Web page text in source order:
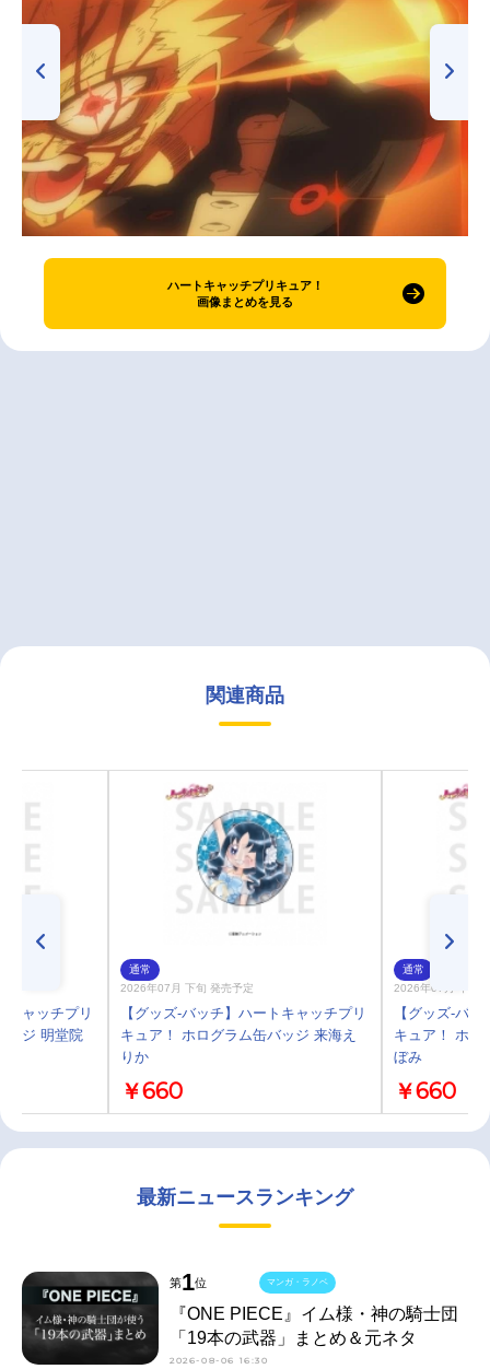
ハートキャッチプリキュア！
画像まとめを見る
関連商品
キャッチプリ
ッジ 明堂院
通常
2026年07月 下旬 発売予定
【グッズ-バッチ】ハートキャッチプリ
キュア！ ホログラム缶バッジ 来海え
りか
￥660
通常
2026年07月 下旬
【グッズ-バ
キュア！ ホロ
ぼみ
￥660
最新ニュースランキング
第1位
『ONE PIECE』イム様・神の騎士団
「19本の武器」まとめ＆元ネタ
2026-08-06 16:30
マンガ・ラノベ